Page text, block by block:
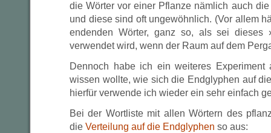
die Wörter vor einer Pflanze nämlich auch
und diese sind oft ungewöhnlich. (Vor allem
endenden Wörter, ganz so, als sei dieses
verwendet wird, wenn der Raum auf dem
Dennoch habe ich ein weiteres Experiment
wissen wollte, wie sich die Endglyphen auf
hierfür verwende ich wieder ein sehr einfach
Bei der Wortliste mit allen Wörtern des
die Verteilung auf die Endglyphen so aus: